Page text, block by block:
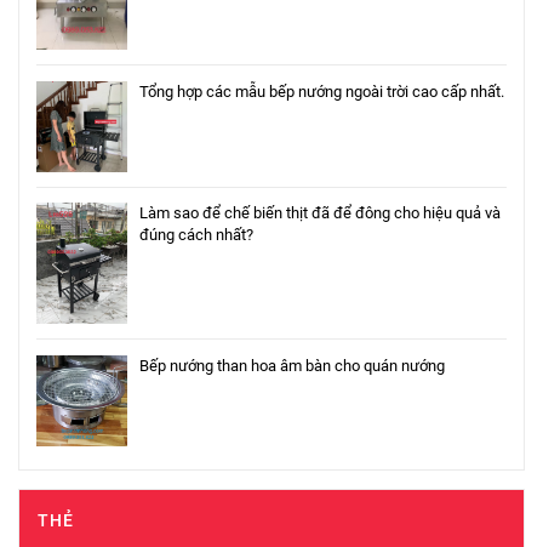
Tổng hợp các mẫu bếp nướng ngoài trời cao cấp nhất.
Làm sao để chế biến thịt đã để đông cho hiệu quả và
đúng cách nhất?
Bếp nướng than hoa âm bàn cho quán nướng
THẺ